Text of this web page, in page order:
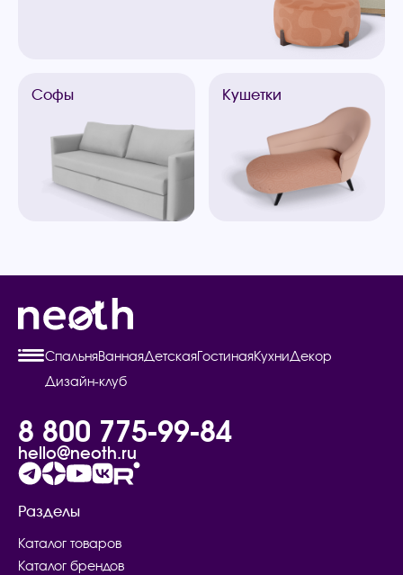
Софы Кушетки
СпальняВаннаяДетскаяГостинаяКухниДекор
Дизайн-клуб
8 800 775-99-84
hello@neoth.ru
Разделы
Каталог товаров
Каталог брендов